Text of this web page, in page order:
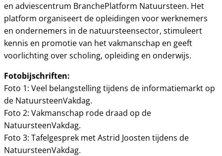
en adviescentrum BranchePlatform Natuursteen. Het
platform organiseert de opleidingen voor werknemers
en ondernemers in de natuursteensector, stimuleert
kennis en promotie van het vakmanschap en geeft
voorlichting over scholing, opleiding en onderwijs.
Fotobijschriften:
Foto 1: Veel belangstelling tijdens de informatiemarkt op
de NatuursteenVakdag.
Foto 2: Vakmanschap rode draad op de
NatuursteenVakdag.
Foto 3: Tafelgesprek met Astrid Joosten tijdens de
NatuursteenVakdag.